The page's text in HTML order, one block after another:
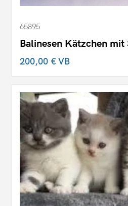
65895
Balinesen Kätzchen mit
200,00 €VB